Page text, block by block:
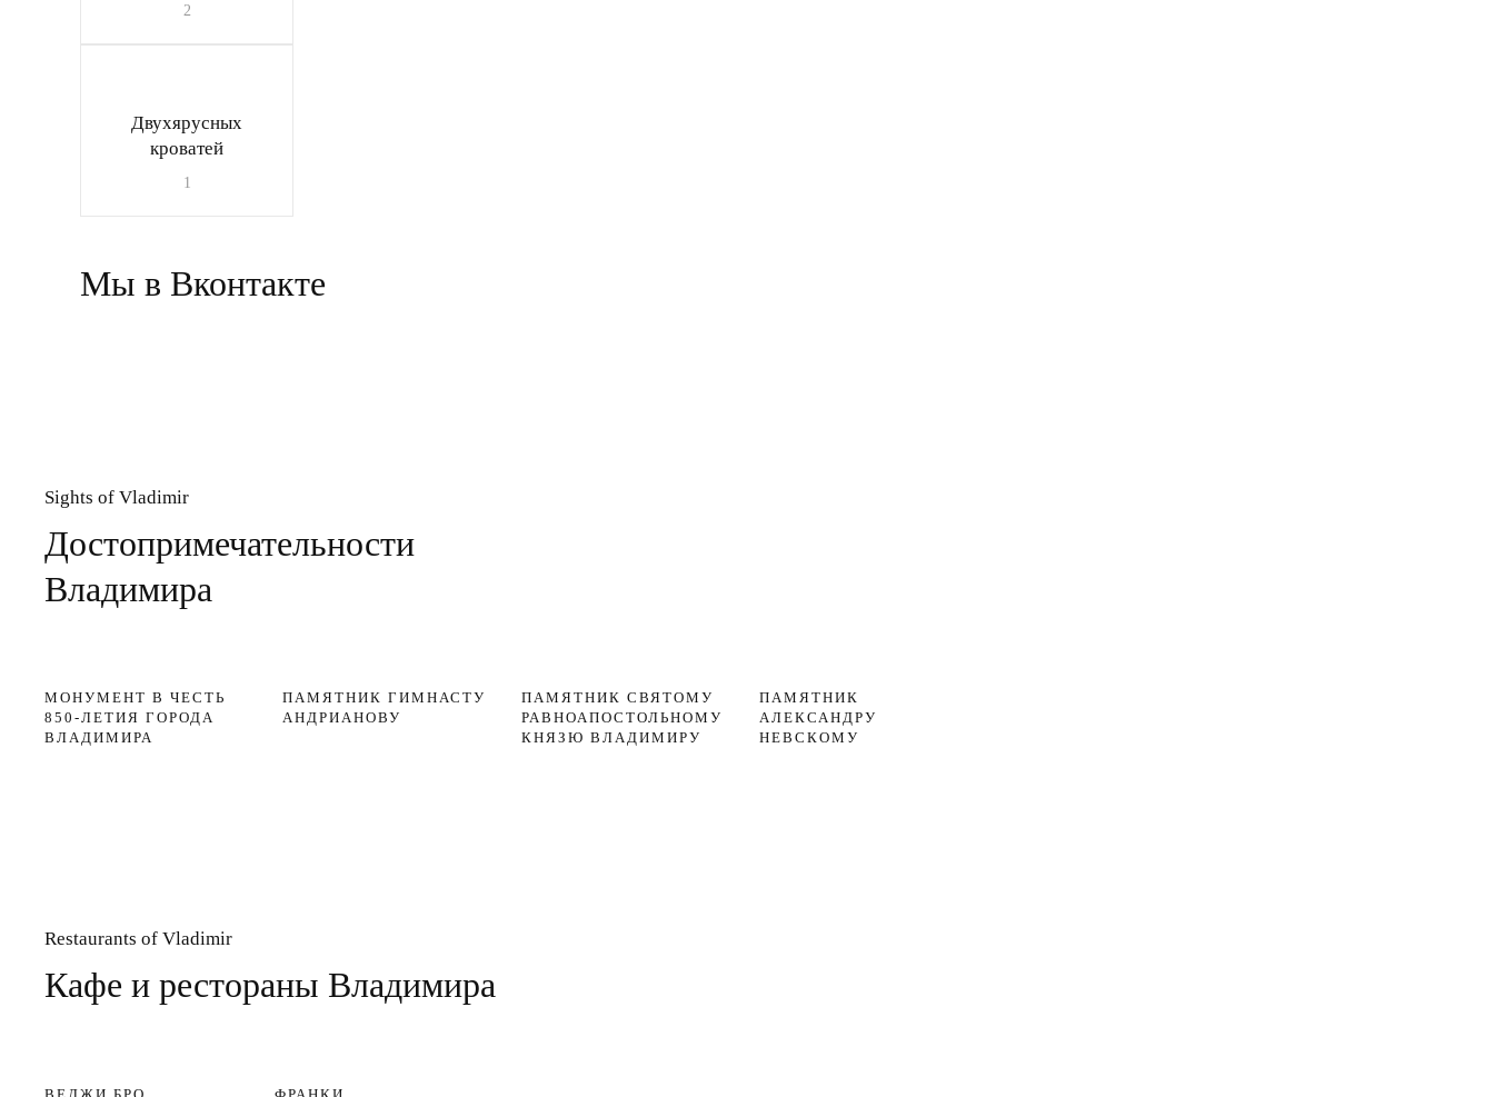
2
Двухярусных
кроватей
1
Мы в Вконтакте
Sights of Vladimir
Достопримечательности
Владимира
МОНУМЕНТ В ЧЕСТЬ
850-ЛЕТИЯ ГОРОДА
ВЛАДИМИРА
ПАМЯТНИК ГИМНАСТУ
АНДРИАНОВУ
ПАМЯТНИК СВЯТОМУ
РАВНОАПОСТОЛЬНОМУ
КНЯЗЮ ВЛАДИМИРУ
ПАМЯТНИК
АЛЕКСАНДРУ
НЕВСКОМУ
Restaurants of Vladimir
Кафе и рестораны Владимира